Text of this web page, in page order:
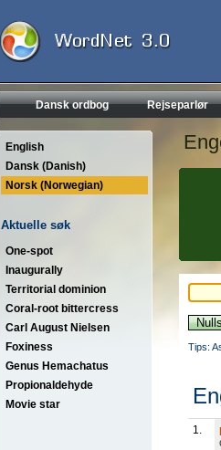
Dansk ordbog Rejseparlør
English
Dansk (Danish)
Norsk (Norwegian)
Aktuelle søk
One-spot
Inaugurally
Territorial dominion
Coral-root bittercress
Carl August Nielsen
Foxiness
Genus Hemachatus
Propionaldehyde
Movie star
Tips:
1.